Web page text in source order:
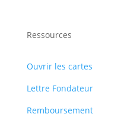
Ressources
Ouvrir les cartes
Lettre Fondateur
Remboursement